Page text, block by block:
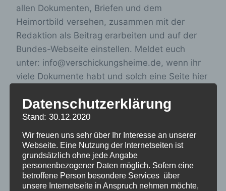
allen Dokumenten, Briefen und dem
Heimortbild versehen, zusammen mit der
Redaktion als Beitrag erarbeiten und auf der
Bundes-Webseite einstellen. Meldet euch
unter: info@verschickungsheime.de, wenn ihr
viele Dokumente habt und solch eine Seite hier
Diejenigen, die uns kontaktieren und Teil
unseres Selbsthilfe-Netzwerks werden
wollen: Wir organisieren uns in
HEIMORTGRUPPEN zum
Erinnerungsaustausch, und sind dann den
Bundesländern zugeordnet. Gern könnt ihr mit
Datenschutzerklärung
Stand: 30.12.2020
Wir freuen uns sehr über Ihr Interesse an unserer
Webseite. Eine Nutzung der Internetseiten ist
grundsätzlich ohne jede Angabe
personenbezogener Daten möglich. Sofern eine
betroffene Person besondere Services über
unsere Internetseite in Anspruch nehmen möchte,